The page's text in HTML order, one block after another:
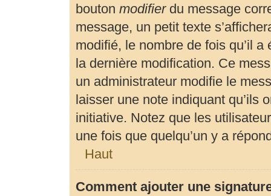
bouton modifierdu message
message, un petit texte
modifié, le nombre de fois qu’il
la dernière modification. Ce
un administrateur modifie le
laisser une note indiquant qu’ils
initiative. Notez que les
une fois que quelqu’un y a
Haut
Comment ajouter une